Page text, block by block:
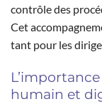
contrôle des
Cet
tant pour les
humain et